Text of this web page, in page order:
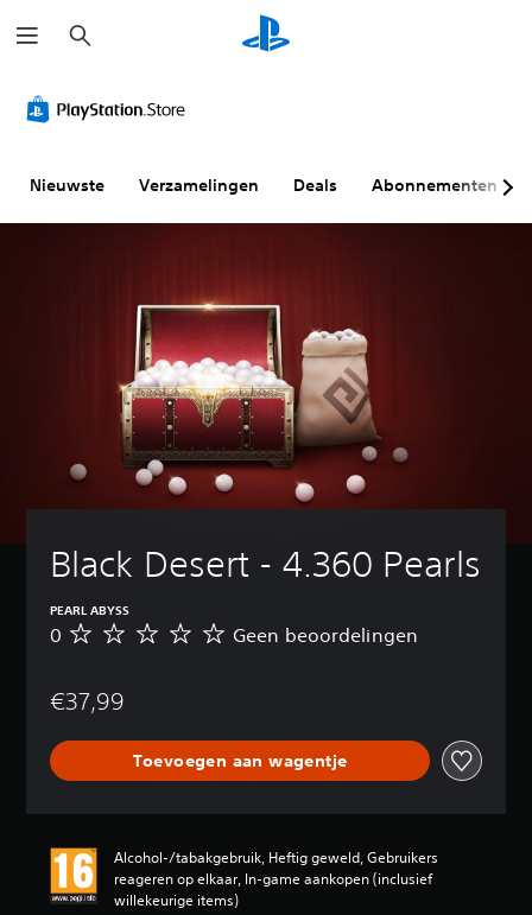
o
e
n
Nieuwste Verzamelingen Deals Abonnementen
Black Desert - 4.360 Pearls
PEARL ABYSS
G
n
e
o
e
i
0 Geen beoordelingen
€37,99
Toevoegen aan wagentje
Alcohol-/tabakgebruik, Heftig geweld, Gebruikers
reageren op elkaar, In-game aankopen (inclusief
willekeurige items)